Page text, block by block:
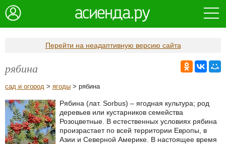
Перейти на неадаптивную версию сайта
рябина
сад и огород > ягоды > рябина
Рябина (лат. Sorbus) – ягодная культура; род
деревьев или кустарников семейства
Розоцветные. В естественных условиях рябина
произрастает по всей территории Европы, в
Азии и Северной Америке. В настоящее время